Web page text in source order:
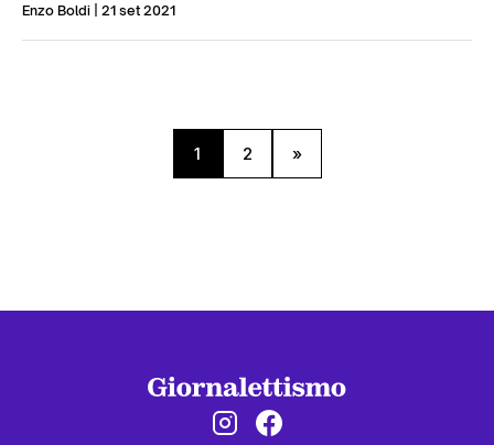
Enzo Boldi | 21 set 2021
1 2 »